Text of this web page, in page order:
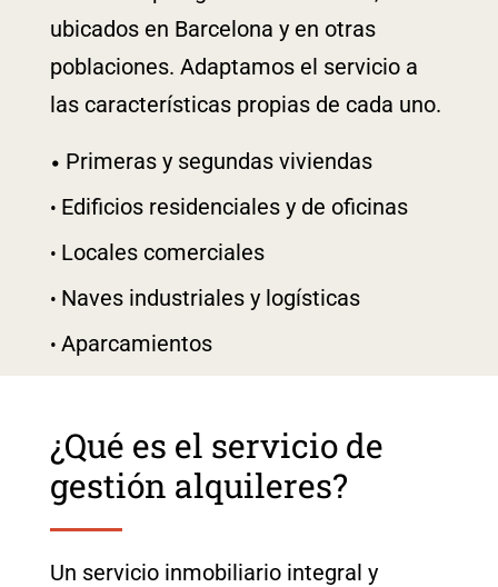
ubicados en Barcelona y en otras
poblaciones. Adaptamos el servicio a
las características propias de cada uno.
Primeras y segundas viviendas
Edificios residenciales y de oficinas
Locales comerciales
Naves industriales y logísticas
Aparcamientos
¿Qué es el servicio de
gestión alquileres?
Un servicio inmobiliario integral y